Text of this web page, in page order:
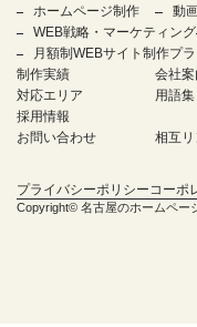
ホームページ制作
動
WEB戦略・マーケティング
月額制WEBサイト制作プ
制作実績
会社案
対応エリア
用語集
採用情報
お問い合わせ
相互
プライバシーポリシーコーポ
Copyright© 名古屋のホームペー